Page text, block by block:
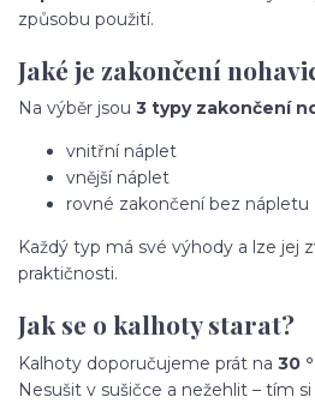
způsobu použití.
Jaké je zakončení
Na výběr jsou 3 typy zakončení
vnitřní náplet
vnější náplet
rovné zakončení bez nápletu
Každý typ má své výhody a lze jej
praktičnosti.
Jak se o kalhoty starat?
Kalhoty doporučujeme prát na 30
Nesušit v sušičce a nežehlit – tím